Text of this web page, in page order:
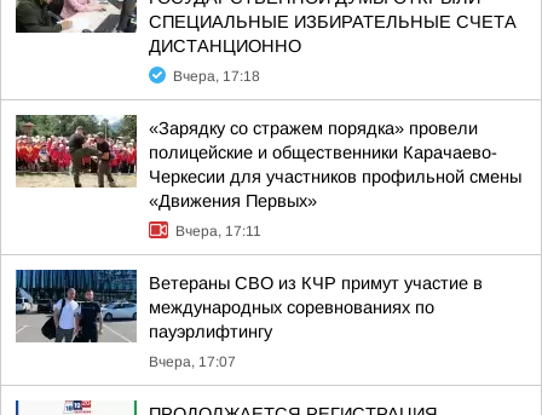
СПЕЦИАЛЬНЫЕ ИЗБИРАТЕЛЬНЫЕ СЧЕТА
ДИСТАНЦИОННО
Вчера, 17:18
«Зарядку со стражем порядка» провели
полицейские и общественники Карачаево-
Черкесии для участников профильной смены
«Движения Первых»
Вчера, 17:11
Ветераны СВО из КЧР примут участие в
международных соревнованиях по
пауэрлифтингу
Вчера, 17:07